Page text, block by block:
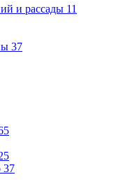
и рассады 11
37
37